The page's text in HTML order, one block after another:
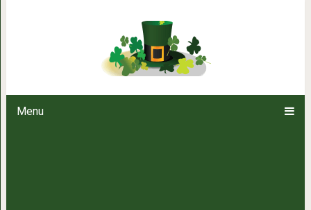
Menu
Как очистить фильтр